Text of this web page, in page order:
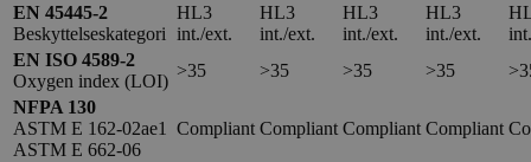
EN 45445-2
Beskyttelseskategori
HL3
int./ext.
HL3
int./ext.
HL3
int./ext.
HL3
int./ext.
EN ISO 4589-2
Oxygen index (LOI)
>35 >35 >35 >35
NFPA 130
ASTM E 162-02ae1
ASTM E 662-06
Compliant Compliant Compliant Compliant